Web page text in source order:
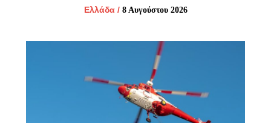
Ελλάδα/ 8 Αυγούστου 2026